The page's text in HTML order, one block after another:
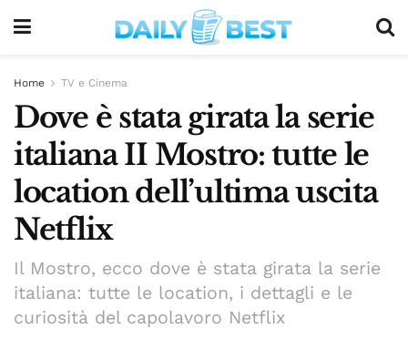
Home TV e Cinema
Dove è stata girata la serie
italiana II Mostro: tutte le
location dell’ultima uscita
Netflix
Il Mostro, ecco dove è stata girata la serie
italiana: tutte le location, i dettagli e le
curiosità del capolavoro Netflix